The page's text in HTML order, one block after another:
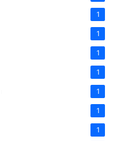
1
1
1
1
1
1
1